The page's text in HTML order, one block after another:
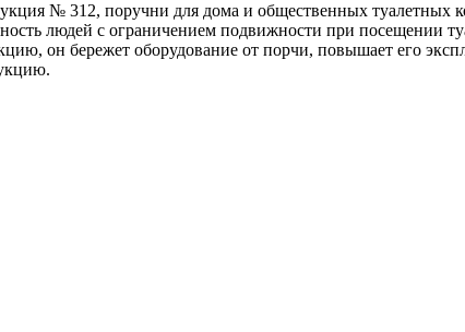
№ 312, поручни для дома и общественных туалетных
людей с ограничением подвижности при посещении
он бережет оборудование от порчи, повышает его